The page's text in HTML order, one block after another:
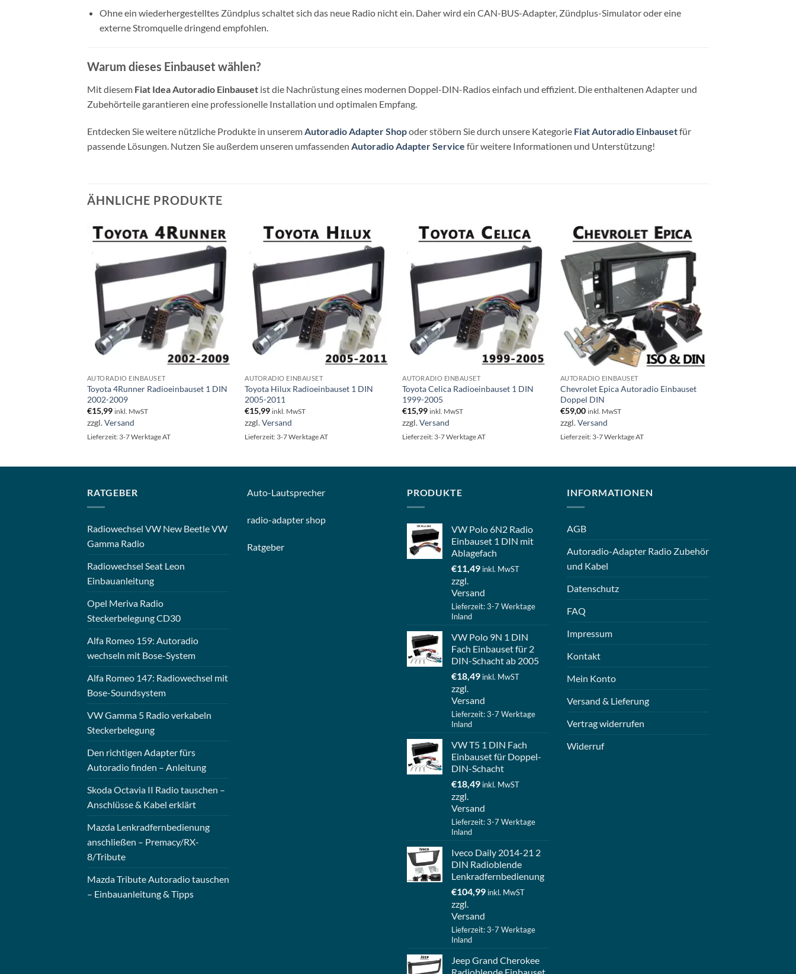
Ohne ein wiederhergestelltes Zündplus schaltet sich das neue Radio nicht ein. Daher wird ein CAN-BUS-Adapter, Zündplus-Simulator oder eine
externe Stromquelle dringend empfohlen.
Warum dieses Einbauset wählen?
Mit diesem Fiat Idea Autoradio Einbauset ist die Nachrüstung eines modernen Doppel-DIN-Radios einfach und effizient. Die enthaltenen Adapter und
Zubehörteile garantieren eine professionelle Installation und optimalen Empfang.
Entdecken Sie weitere nützliche Produkte in unseremAutoradio Adapter Shopoder stöbern Sie durch unsere Kategorie Fiat Autoradio Einbausetfür
passende Lösungen. Nutzen Sie außerdem unseren umfassenden Autoradio Adapter Service für weitere Informationen und Unterstützung!
ÄHNLICHE PRODUKTE
AUTORADIO EINBAUSET
Toyota 4Runner Radioeinbauset 1 DIN
2002-2009
€15,99 inkl. MwST
zzgl.Versand
Lieferzeit: 3-7 Werktage AT
AUTORADIO EINBAUSET
Toyota Hilux Radioeinbauset 1 DIN
2005-2011
€15,99 inkl. MwST
zzgl.Versand
Lieferzeit: 3-7 Werktage AT
AUTORADIO EINBAUSET
Toyota Celica Radioeinbauset 1 DIN
1999-2005
€15,99 inkl. MwST
zzgl.Versand
Lieferzeit: 3-7 Werktage AT
AUTORADIO EINBAUSET
Chevrolet Epica Autoradio Einbauset
Doppel DIN
€59,00 inkl. MwST
zzgl.Versand
Lieferzeit: 3-7 Werktage AT
RATGEBER
Radiowechsel VW New Beetle VW
Gamma Radio
Radiowechsel Seat Leon
Einbauanleitung
Opel Meriva Radio
Steckerbelegung CD30
Alfa Romeo 159: Autoradio
wechseln mit Bose-System
Alfa Romeo 147: Radiowechsel mit
Bose-Soundsystem
VW Gamma 5 Radio verkabeln
Steckerbelegung
Den richtigen Adapter fürs
Autoradio finden – Anleitung
Skoda Octavia II Radio tauschen –
Anschlüsse & Kabel erklärt
Mazda Lenkradfernbedienung
anschließen – Premacy/RX-
8/Tribute
Mazda Tribute Autoradio tauschen
– Einbauanleitung & Tipps
Auto-Lautsprecher
radio-adapter shop
Ratgeber
PRODUKTE
VW Polo 6N2 Radio
Einbauset 1 DIN mit
Ablagefach
€11,49 inkl. MwST
zzgl.
Versand
Lieferzeit: 3-7 Werktage
Inland
VW Polo 9N 1 DIN
Fach Einbauset für 2
DIN-Schacht ab 2005
€18,49 inkl. MwST
zzgl.
Versand
Lieferzeit: 3-7 Werktage
Inland
VW T5 1 DIN Fach
Einbauset für Doppel-
DIN-Schacht
€18,49 inkl. MwST
zzgl.
Versand
Lieferzeit: 3-7 Werktage
Inland
Iveco Daily 2014-21 2
DIN Radioblende
Lenkradfernbedienung
€104,99 inkl. MwST
zzgl.
Versand
Lieferzeit: 3-7 Werktage
Inland
Jeep Grand Cherokee
Radioblende Einbauset
INFORMATIONEN
AGB
Autoradio-Adapter Radio Zubehör
und Kabel
Datenschutz
FAQ
Impressum
Kontakt
Mein Konto
Versand & Lieferung
Vertrag widerrufen
Widerruf